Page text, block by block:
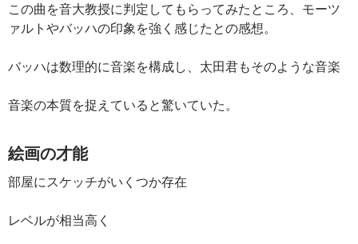
この曲を音大教授に判定してもらってみたところ、モーツ
ァルトやバッハの印象を強く感じたとの感想。
バッハは数理的に音楽を構成し、太田君もそのような音楽
音楽の本質を捉えていると驚いていた。
絵画の才能
部屋にスケッチがいくつか存在
レベルが相当高く